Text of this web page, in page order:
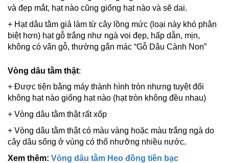
và đẹp mắt, hạt nào cũng giống hạt nào và sẽ dai.
+ Hạt dâu tằm giả làm từ cây lồng mức (loại này khó phân
biệt hơn) hạt gỗ trắng như ngà voi đẹp, hấp dẫn, mịn,
không có vân gỗ, thường gắn mác “Gỗ Dâu Cành Non”
Vòng dâu tằm thật:
+ Được tiện bằng máy thành hình tròn nhưng tuyệt đối
không hạt nào giống hạt nào (hạt tròn không đều nhau)
+ Vòng dâu tằm thật rất xốp
+ Vòng dâu tằm thật có màu vàng hoặc màu trắng ngà do
cây dâu sống ở vùng có thổ nhưỡng nhiều nước.
Xem thêm: Vòng dâu tằm Heo đồng tiền bạc